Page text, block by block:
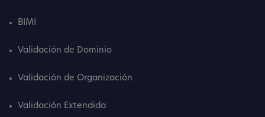
BIMI
Validación de Dominio
Validación de Organización
Validación Extendida